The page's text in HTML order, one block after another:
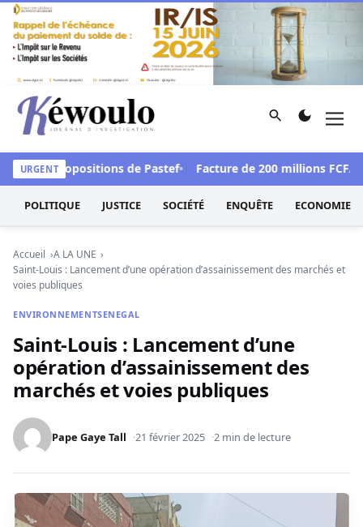
Aller au contenu
Kéwoulo, le premier site d'information et d'investigation
Rechercher
URGENT
les propositions de Pastef Facture de 200 millions FCFA au
POLITIQUE JUSTICE SOCIÉTÉ ENQUÊTE ECONOMIE
Accueil
A LA UNE
Saint-Louis : Lancement d’une opération d’assainissement des marchés et
voies publiques
ENVIRONNEMENTSENEGAL
Saint-Louis : Lancement d’une
opération d’assainissement des
marchés et voies publiques
Pape Gaye Tall 21 février 2025 2 min de lecture